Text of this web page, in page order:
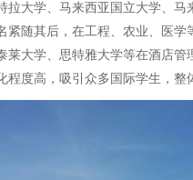
拉大学、马来西亚国立大学、马
紧随其后，在工程、农业、医学
莱大学、思特雅大学等在酒店管
程度高，吸引众多国际学生，整